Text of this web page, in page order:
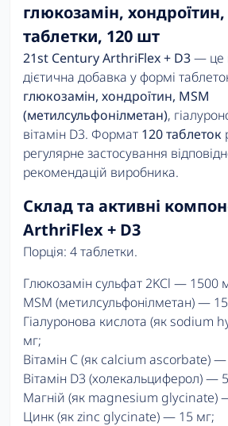
глюкозамін,
таблетки, 120 шт
21st Century ArthriFlex + D3— це
дієтична добавка у формі
глюкозамін, хондроїтин, MSM
(метилсульфонілметан),
вітамін D3. Формат 120 таблеток
регулярне застосування
рекомендацій виробника.
Склад та активні
ArthriFlex + D3
Порція: 4 таблетки.
Глюкозамін сульфат 2KCl — 1500
MSM (метилсульфонілметан) —
Гіалуронова кислота (як sodium
мг;
Вітамін C (як calcium ascorbate)
Вітамін D3 (холекальциферол) —
Магній (як magnesium glycinate)
Цинк (як zinc glycinate) — 15 мг;